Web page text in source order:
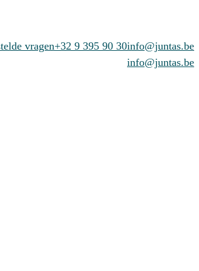
vragen+32 9 395 90 30info@juntas.be
info@juntas.be